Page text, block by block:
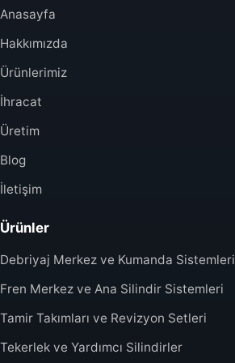
Anasayfa
Hakkımızda
Ürünlerimiz
İhracat
Üretim
Blog
İletişim
Ürünler
Debriyaj Merkez ve Kumanda Sistemleri
Fren Merkez ve Ana Silindir Sistemleri
Tamir Takımları ve Revizyon Setleri
Tekerlek ve Yardımcı Silindirler